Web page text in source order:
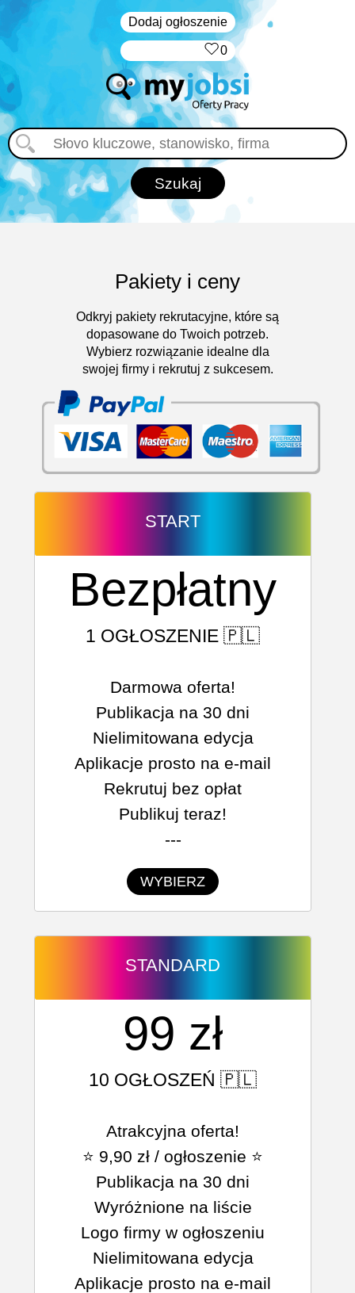
Dodaj ogłoszenie
0
Pakiety i ceny
Odkryj pakiety rekrutacyjne, które są
dopasowane do Twoich potrzeb.
Wybierz rozwiązanie idealne dla
swojej firmy i rekrutuj z sukcesem.
START
Darmowa oferta!
Publikacja na 30 dni
Nielimitowana edycja
Aplikacje prosto na e-mail
Rekrutuj bez opłat
Publikuj teraz!
---
WYBIERZ
Bezpłatny
1 OGŁOSZENIE 🇵🇱
STANDARD
Atrakcyjna oferta!
⭐ 9,90 zł / ogłoszenie ⭐
Publikacja na 30 dni
Wyróżnione na liście
Logo firmy w ogłoszeniu
Nielimitowana edycja
Aplikacje prosto na e-mail
99 zł
10 OGŁOSZEŃ 🇵🇱